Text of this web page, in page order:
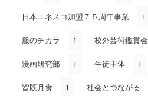
日本ユネスコ加盟７５周年事業 1
服のチカラ 1 校外芸術鑑賞会
漫画研究部 1 生徒主体 1
皆既月食 1 社会とつながる